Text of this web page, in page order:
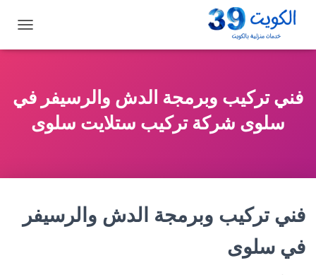
ب
ا
فني تركيب وبرمجة الدش والرسيفر في
سلوى شركة تركيب ستلايت سلوى
فني تركيب وبرمجة الدش والرسيفر
في سلوى